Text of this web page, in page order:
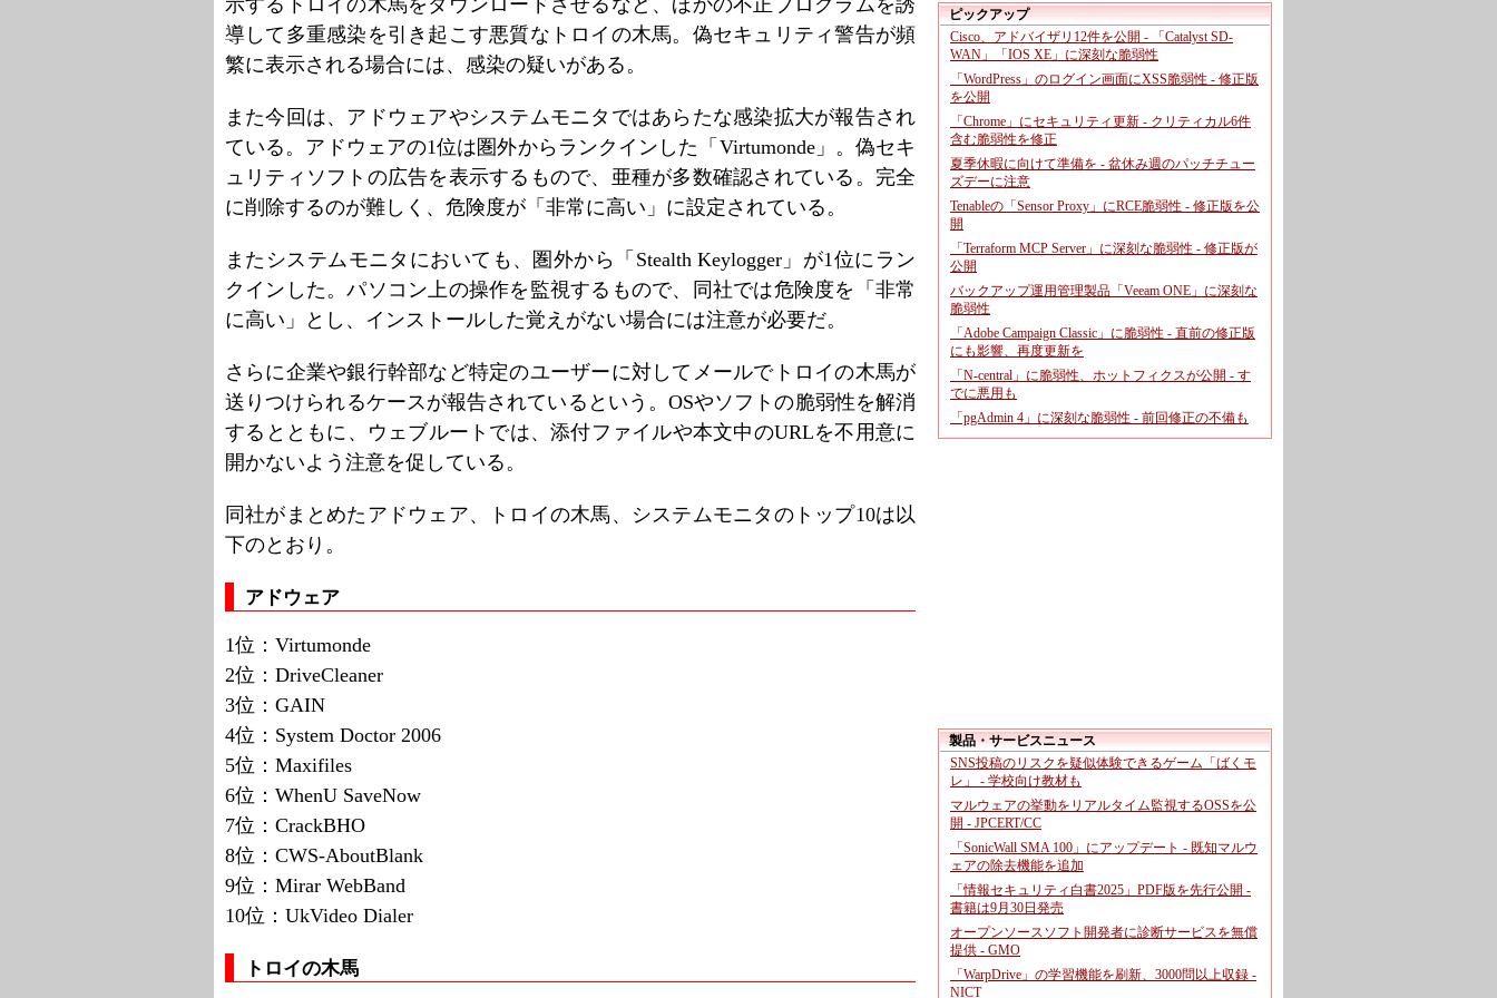
示するトロイの木馬をダウンロードさせるなど、ほかの不正プログラムを誘
導して多重感染を引き起こす悪質なトロイの木馬。偽セキュリティ警告が頻
繁に表示される場合には、感染の疑いがある。
また今回は、アドウェアやシステムモニタではあらたな感染拡大が報告され
ている。アドウェアの1位は圏外からランクインした「Virtumonde」。偽セキ
ュリティソフトの広告を表示するもので、亜種が多数確認されている。完全
に削除するのが難しく、危険度が「非常に高い」に設定されている。
またシステムモニタにおいても、圏外から「Stealth Keylogger」が1位にラン
クインした。パソコン上の操作を監視するもので、同社では危険度を「非常
に高い」とし、インストールした覚えがない場合には注意が必要だ。
さらに企業や銀行幹部など特定のユーザーに対してメールでトロイの木馬が
送りつけられるケースが報告されているという。OSやソフトの脆弱性を解消
するとともに、ウェブルートでは、添付ファイルや本文中のURLを不用意に
開かないよう注意を促している。
同社がまとめたアドウェア、トロイの木馬、システムモニタのトップ10は以
下のとおり。
アドウェア
1位：Virtumonde
2位：DriveCleaner
3位：GAIN
4位：System Doctor 2006
5位：Maxifiles
6位：WhenU SaveNow
7位：CrackBHO
8位：CWS-AboutBlank
9位：Mirar WebBand
10位：UkVideo Dialer
トロイの木馬
ピックアップ
Cisco、アドバイザリ12件を公開 - 「Catalyst SD-
WAN」「IOS XE」に深刻な脆弱性
「WordPress」のログイン画面にXSS脆弱性 - 修正版
を公開
「Chrome」にセキュリティ更新 - クリティカル6件
含む脆弱性を修正
夏季休暇に向けて準備を - 盆休み週のパッチチュー
ズデーに注意
Tenableの「Sensor Proxy」にRCE脆弱性 - 修正版を公
開
「Terraform MCP Server」に深刻な脆弱性 - 修正版が
公開
バックアップ運用管理製品「Veeam ONE」に深刻な
脆弱性
「Adobe Campaign Classic」に脆弱性 - 直前の修正版
にも影響、再度更新を
「N-central」に脆弱性、ホットフィクスが公開 - す
でに悪用も
「pgAdmin 4」に深刻な脆弱性 - 前回修正の不備も
製品・サービスニュース
SNS投稿のリスクを疑似体験できるゲーム「ばくモ
レ」 - 学校向け教材も
マルウェアの挙動をリアルタイム監視するOSSを公
開 - JPCERT/CC
「SonicWall SMA 100」にアップデート - 既知マルウ
ェアの除去機能を追加
「情報セキュリティ白書2025」PDF版を先行公開 -
書籍は9月30日発売
オープンソースソフト開発者に診断サービスを無償
提供 - GMO
「WarpDrive」の学習機能を刷新、3000問以上収録 -
NICT